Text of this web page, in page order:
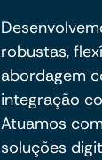
robustas,
abordagem
integração
Atuamos
soluções